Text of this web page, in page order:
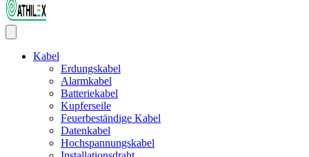
Kabel
Erdungskabel
Alarmkabel
Batteriekabel
Kupferseile
Feuerbeständige Kabel
Datenkabel
Hochspannungskabel